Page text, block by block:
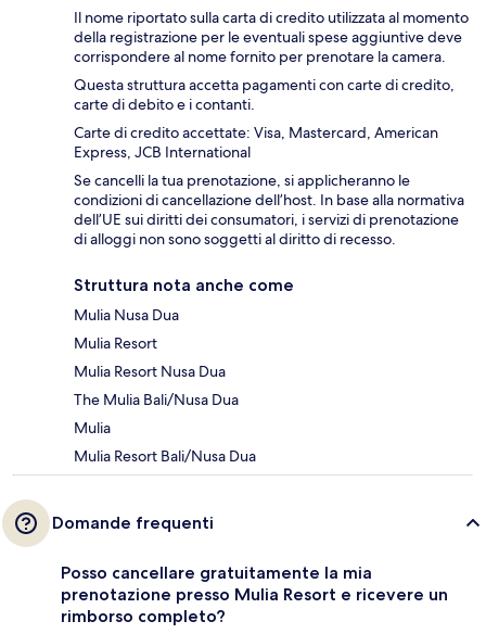
Il nome riportato sulla carta di credito utilizzata al momento
della registrazione per le eventuali spese aggiuntive deve
corrispondere al nome fornito per prenotare la camera.
Questa struttura accetta pagamenti con carte di credito,
carte di debito e i contanti.
Carte di credito accettate: Visa, Mastercard, American
Express, JCB International
Se cancelli la tua prenotazione, si applicheranno le
condizioni di cancellazione dell’host. In base alla normativa
dell’UE sui diritti dei consumatori, i servizi di prenotazione
di alloggi non sono soggetti al diritto di recesso.
Struttura nota anche come
Mulia Nusa Dua
Mulia Resort
Mulia Resort Nusa Dua
The Mulia Bali/Nusa Dua
Mulia
Mulia Resort Bali/Nusa Dua
Domande frequenti
Posso cancellare gratuitamente la mia
prenotazione presso Mulia Resort e ricevere un
rimborso completo?